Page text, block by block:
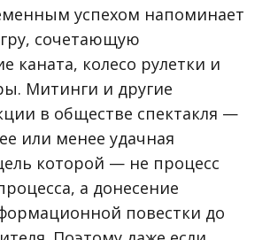
успехом напоминает
сочетающую
каната, колесо рулетки и
Митинги и другие
в обществе спектакля —
или менее удачная
которой — не процесс
а донесение
повестки до